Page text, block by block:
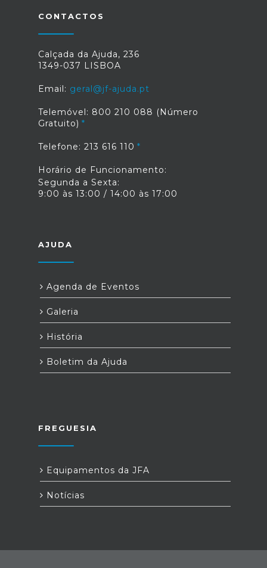
CONTACTOS
Calçada da Ajuda, 236
1349-037 LISBOA
Email: geral@jf-ajuda.pt
Telemóvel: 800 210 088 (Número
Gratuito)
Telefone: 213 616 110
Horário de Funcionamento:
Segunda a Sexta:
9:00 às 13:00 / 14:00 às 17:00
AJUDA
Agenda de Eventos
Galeria
História
Boletim da Ajuda
FREGUESIA
Equipamentos da JFA
Notícias